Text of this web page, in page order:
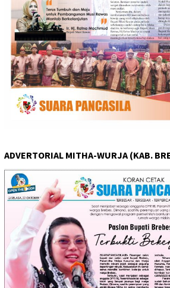
ADVERTORIAL MITHA-WURJA (KAB.